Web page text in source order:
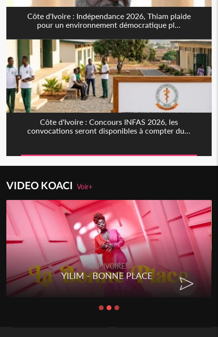
Côte d'Ivoire : Indépendance 2026, Thiam plaide
pour un environnement démocratique pl...
Côte d'Ivoire : Concours INFAS 2026, les
convocations seront disponibles à compter du...
VIDEO KOACIVoir+
RAP IVOIRE
YILIM - BONNE PLACE